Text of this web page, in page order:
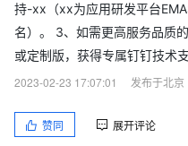
持-xx（xx为应用研发平台
名）。 3、如需更高服务品质
或定制版，获得专属钉钉技术
2023-02-23 17:07:01
发布于北京
赞同 展开评论